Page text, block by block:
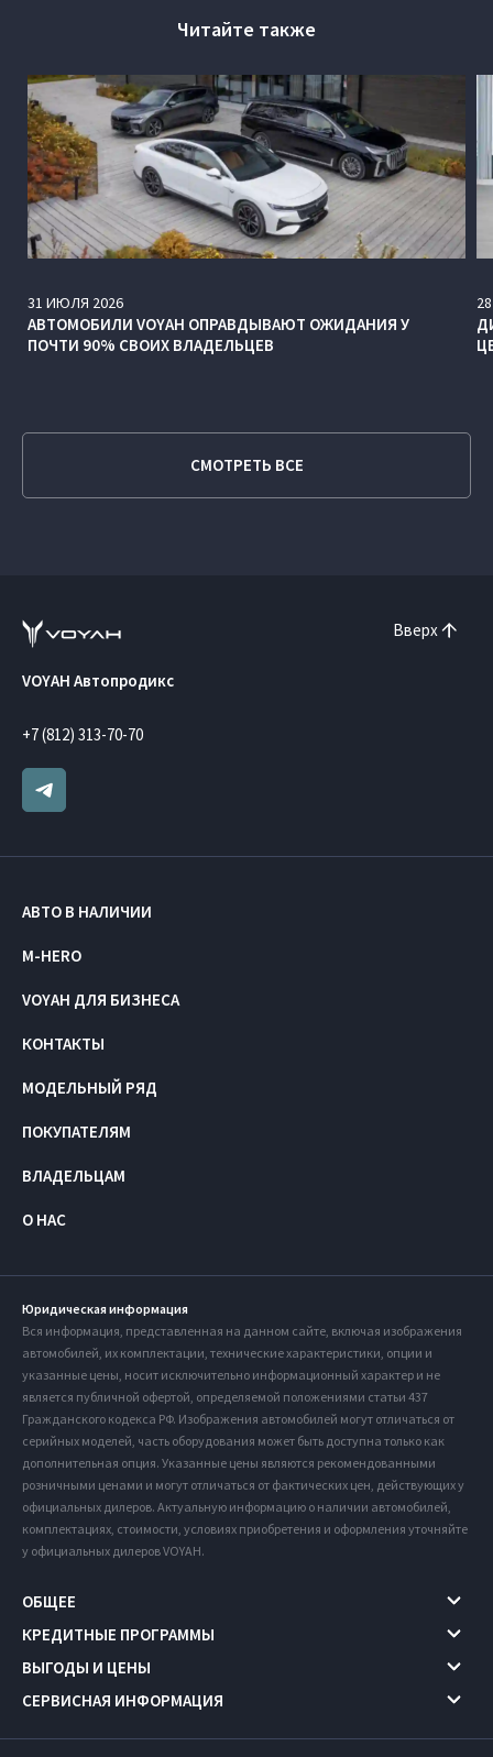
Читайте также
31 ИЮЛЯ 2026
АВТОМОБИЛИ VOYAH ОПРАВДЫВАЮТ ОЖИДАНИЯ У
ПОЧТИ 90% СВОИХ ВЛАДЕЛЬЦЕВ
28
СМОТРЕТЬ ВСЕ
Вверх
VOYAH Автопродикс
+7 (812) 313-70-70
АВТО В НАЛИЧИИ
M-HERO
VOYAH ДЛЯ БИЗНЕСА
КОНТАКТЫ
МОДЕЛЬНЫЙ РЯД
ПОКУПАТЕЛЯМ
ВЛАДЕЛЬЦАМ
О НАС
Юридическая информация
Вся информация, представленная на данном сайте, включая изображения
автомобилей, их комплектации, технические характеристики, опции и
указанные цены, носит исключительно информационный характер и не
является публичной офертой, определяемой положениями статьи 437
Гражданского кодекса РФ. Изображения автомобилей могут отличаться от
серийных моделей, часть оборудования может быть доступна только как
дополнительная опция. Указанные цены являются рекомендованными
розничными ценами и могут отличаться от фактических цен, действующих у
официальных дилеров. Актуальную информацию о наличии автомобилей,
комплектациях, стоимости, условиях приобретения и оформления уточняйте
у официальных дилеров VOYAH.
ОБЩЕЕ
КРЕДИТНЫЕ ПРОГРАММЫ
ВЫГОДЫ И ЦЕНЫ
СЕРВИСНАЯ ИНФОРМАЦИЯ